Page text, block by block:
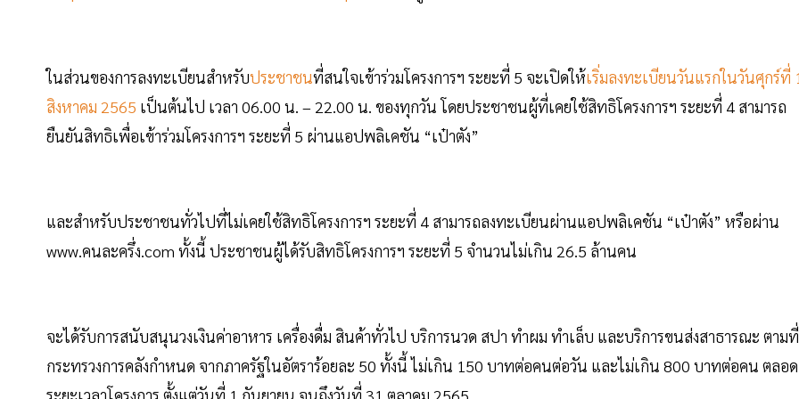
ในส่วนของการลงทะเบียนสำหรับประชาชนที่สนใจเข้าร่วมโครงการฯ ระยะที่ 5 จะเปิดให้เริ่มลงทะเบียนวันแรกในวันศุกร์ที่
สิงหาคม 2565 เป็นต้นไป เวลา 06.00 น. – 22.00 น. ของทุกวัน โดยประชาชนผู้ที่เคยใช้สิทธิโครงการฯ ระยะที่ 4 สามารถ
ยืนยันสิทธิเพื่อเข้าร่วมโครงการฯ ระยะที่ 5 ผ่านแอปพลิเคชัน “เป๋าตัง”
และสำหรับประชาชนทั่วไปที่ไม่เคยใช้สิทธิโครงการฯ ระยะที่ 4 สามารถลงทะเบียนผ่านแอปพลิเคชัน “เป๋าตัง” หรือผ่าน
www.คนละครึ่ง.com ทั้งนี้ ประชาชนผู้ได้รับสิทธิโครงการฯ ระยะที่ 5 จำนวนไม่เกิน 26.5 ล้านคน
จะได้รับการสนับสนุนวงเงินค่าอาหาร เครื่องดื่ม สินค้าทั่วไป บริการนวด สปา ทำผม ทำเล็บ และบริการขนส่งสาธารณะ ตามที่
กระทรวงการคลังกำหนด จากภาครัฐในอัตราร้อยละ 50 ทั้งนี้ ไม่เกิน 150 บาทต่อคนต่อวัน และไม่เกิน 800 บาทต่อคน ตลอด